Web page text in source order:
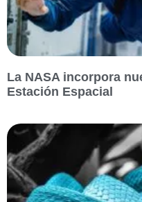
La NASA incorpora
Estación Espacial